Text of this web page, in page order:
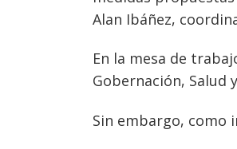
Alan Ibáñez,
En la mesa de
Gobernación, Salud
Sin embargo, como